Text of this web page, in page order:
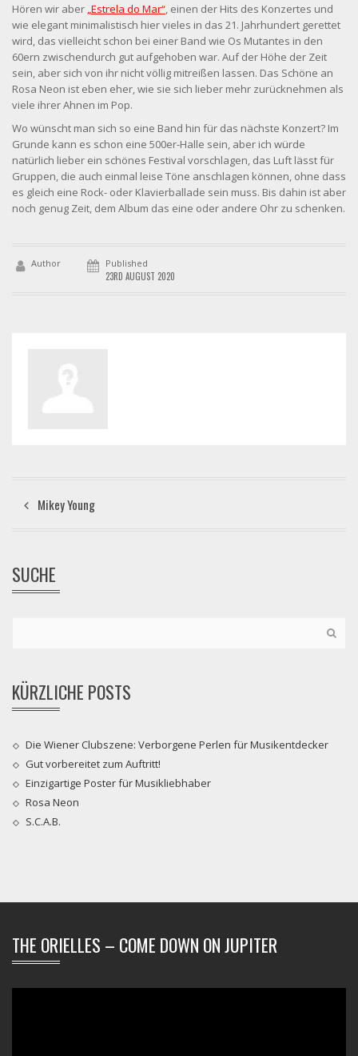
Hören wir aber „Estrela do Mar“ , einen der Hits des Konzertes und
wie elegant minimalistisch hier vieles in das 21. Jahrhundert gerettet
wird, das vielleicht schon bei einer Band wie Os Mutantes in den
60ern zwischendurch gut aufgehoben war. Auf der Höhe der Zeit
sein, aber sich von ihr nicht völlig mitreißen lassen. Das Schöne an
Rosa Neon ist eben eher, wie sie sich lieber mehr zurücknehmen als
viele ihrer Ahnen im Pop.
Wo wünscht man sich so eine Band hin für das nächste Konzert? Im
Grunde kann es schon eine 500er-Halle sein, aber ich würde
natürlich lieber ein schönes Festival vorschlagen, das Luft lässt für
Gruppen, die auch einmal leise Töne anschlagen können, ohne dass
es gleich eine Rock- oder Klavierballade sein muss. Bis dahin ist aber
noch genug Zeit, dem Album das eine oder andere Ohr zu schenken.
Author Published
23RD AUGUST 2020
Mikey Young
SUCHE
KÜRZLICHE POSTS
Die Wiener Clubszene: Verborgene Perlen für Musikentdecker
Gut vorbereitet zum Auftritt!
Einzigartige Poster für Musikliebhaber
Rosa Neon
S.C.A.B.
THE ORIELLES – COME DOWN ON JUPITER